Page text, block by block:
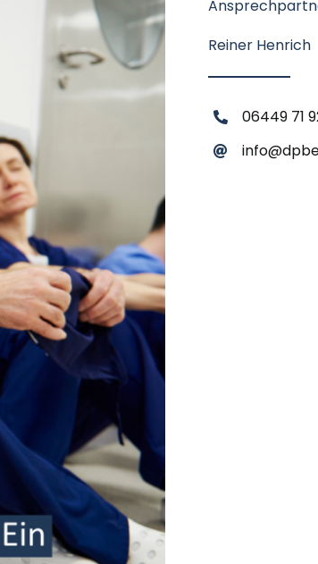
Reiner Henrich
06449 71